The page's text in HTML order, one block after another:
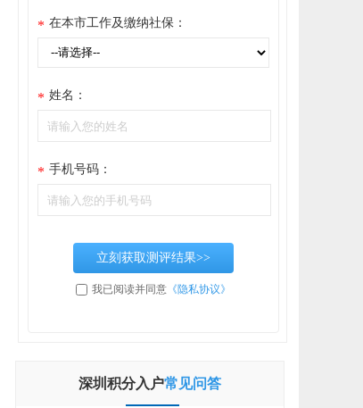
* 在本市工作及缴纳社保：
* 姓名：
* 手机号码：
立刻获取测评结果>>
我已阅读并同意 《隐私协议》
深圳积分入户常见问答